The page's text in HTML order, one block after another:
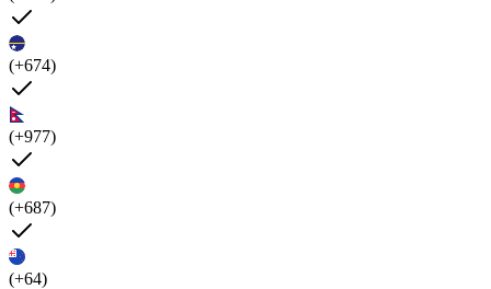
(+674)
(+977)
(+687)
(+64)